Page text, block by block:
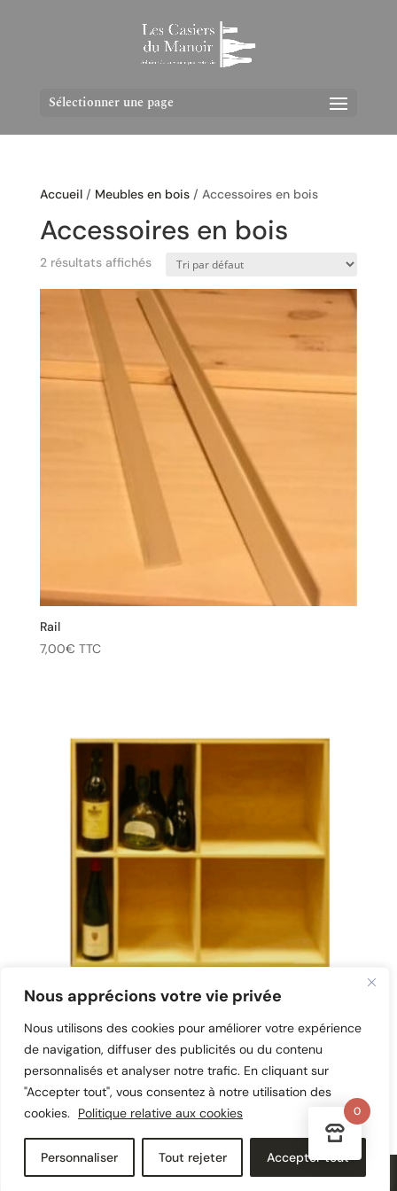
Nous apprécions votre vie privée
Nous utilisons des cookies pour améliorer votre expérience
de navigation, diffuser des publicités ou du contenu
personnalisés et analyser notre trafic. En cliquant sur
"Accepter tout", vous consentez à notre utilisation des
cookies.
Politique relative aux cookies
Personnaliser Tout rejeter Accepter tout
Sélectionner une page
Accueil/ Meubles en bois/ Accessoires en bois
Accessoires en bois
2 résultats affichés
Rail
7,00€ TTC
Raut TRW
28,00€ TTC
LES CASIERS DU MANOIR - Tous droits réservés
0